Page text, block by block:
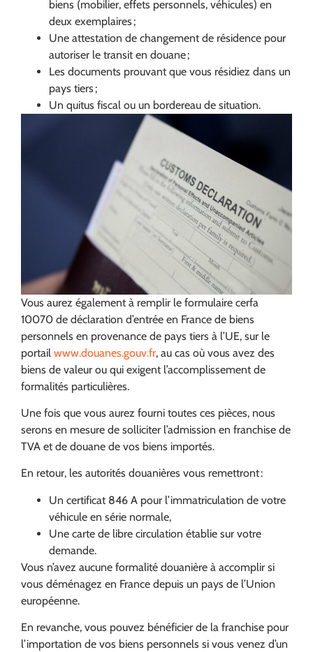
biens (mobilier, effets personnels, véhicules) en
deux exemplaires ;
Une attestation de changement de résidence pour
autoriser le transit en douane ;
Les documents prouvant que vous résidiez dans un
pays tiers ;
Un quitus fiscal ou un bordereau de situation.
Vous aurez également à remplir le formulaire cerfa
10070 de déclaration d’entrée en France de biens
personnels en provenance de pays tiers à l’UE, sur le
portail www.douanes.gouv.fr, au cas où vous avez des
biens de valeur ou qui exigent l’accomplissement de
formalités particulières.
Une fois que vous aurez fourni toutes ces pièces, nous
serons en mesure de solliciter l’admission en franchise de
TVA et de douane de vos biens importés.
En retour, les autorités douanières vous remettront :
Un certificat 846 A pour l’immatriculation de votre
véhicule en série normale,
Une carte de libre circulation établie sur votre
demande.
Vous n’avez aucune formalité douanière à accomplir si
vous déménagez en France depuis un pays de l’Union
européenne.
En revanche, vous pouvez bénéficier de la franchise pour
l’importation de vos biens personnels si vous venez d’un